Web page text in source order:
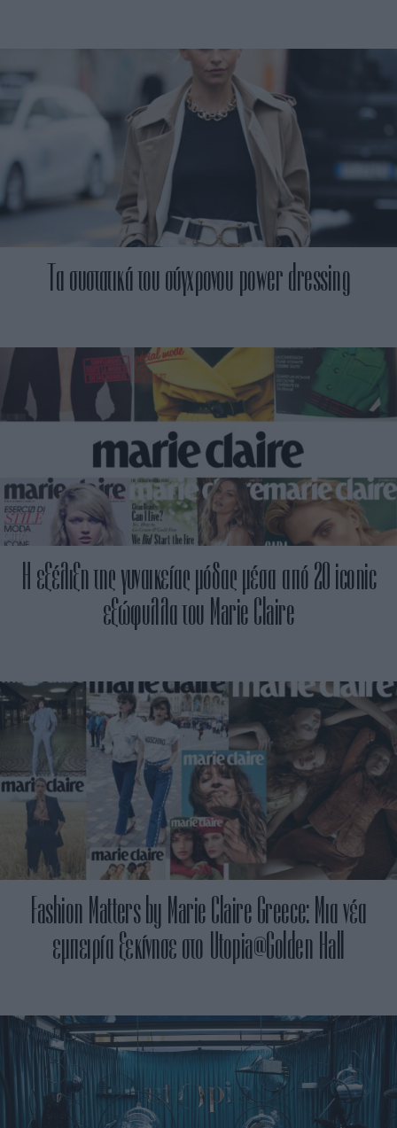
Τα συστατικά του σύγχρονου power dressing
Η εξέλιξη της γυναικείας μόδας μέσα από 20 iconic
εξώφυλλα του Marie Claire
Fashion Matters by Marie Claire Greece: Μια νέα
εμπειρία ξεκίνησε στο Utopia@Golden Hall